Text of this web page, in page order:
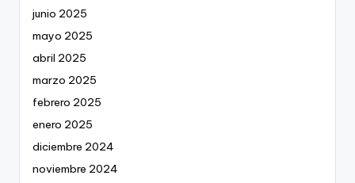
junio 2025
mayo 2025
abril 2025
marzo 2025
febrero 2025
enero 2025
diciembre 2024
noviembre 2024